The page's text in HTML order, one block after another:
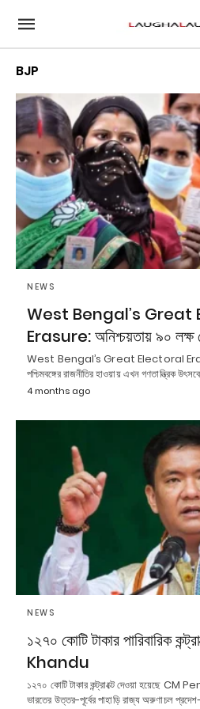
BJP
NEWS
West Bengal’s Great
Erasure: অনিশ্চয়তায় ৯০ লক্ষ
West Bengal’s Great Electoral
পশ্চিমবঙ্গের রাজনীতির হাওয়ায় এখন গণতান্ত্রিক
4 months ago
NEWS
১২৭০ কোটি টাকার পারিবারিক
Khandu
১২৭০ কোটি টাকার কন্ট্রাক্টে দেওয়া হয়েছে
ভারতের উত্তর-পূর্বের পাহাড়ি রাজ্য অরুণাচল